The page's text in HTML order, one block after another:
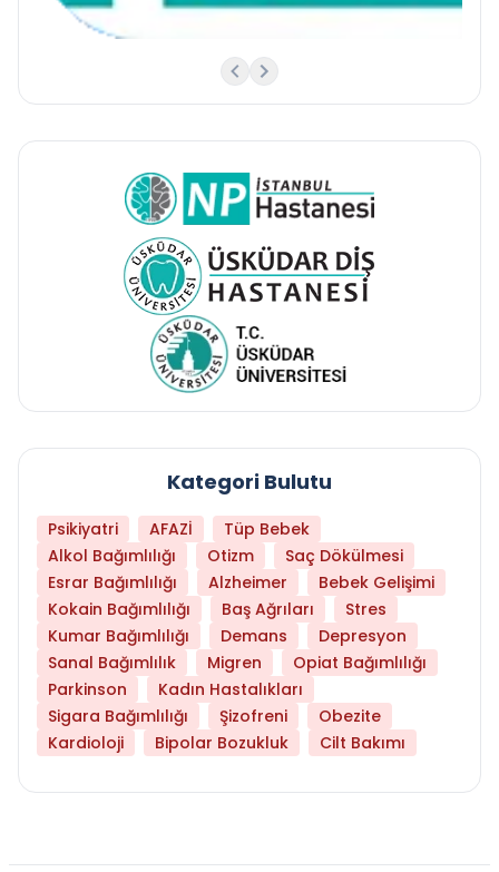
Kategori Bulutu
Psikiyatri AFAZİ
Tüp Bebek
Alkol Bağımlılığı
Otizm
Saç Dökülmesi
Esrar Bağımlılığı
Alzheimer
Bebek Gelişimi
Kokain Bağımlılığı
Baş Ağrıları
Stres
Kumar Bağımlılığı
Demans
Depresyon
Sanal Bağımlılık
Migren
Opiat Bağımlılığı
Parkinson
Kadın Hastalıkları
Sigara Bağımlılığı
Şizofreni
Obezite
Kardioloji
Bipolar Bozukluk Cilt Bakımı